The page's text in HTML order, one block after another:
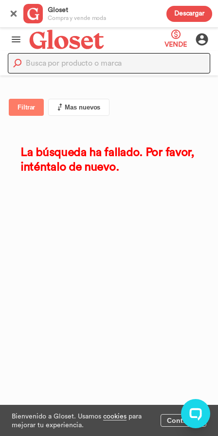
Gloset
Compra y vende moda
Descargar
Bienvenido a Gloset. Usamos cookies para
mejorar tu experiencia.
Continuar
VENDE
Filtrar Mas nuevos
La búsqueda ha fallado. Por favor,
inténtalo de nuevo.